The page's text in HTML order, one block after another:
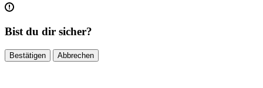
Bist du dir sicher?
Bestätigen Abbrechen